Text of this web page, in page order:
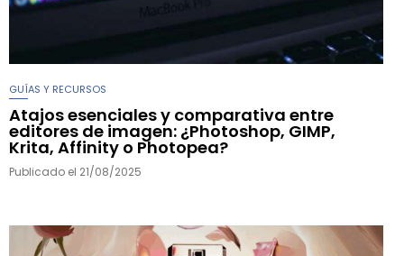
GUÍAS Y RECURSOS
Atajos esenciales y comparativa entre
editores de imagen: ¿Photoshop, GIMP,
Krita, Affinity o Photopea?
Publicado el 21/08/2025